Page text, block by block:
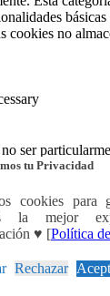
tu Privacidad
cookies para
la mejor
♥ [Política
Rechazar
cookies no
ser
través de
cookie no